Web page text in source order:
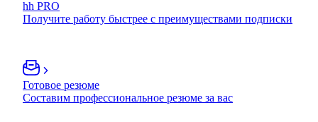
hh PRO
Получите работу быстрее с преимуществами подписки
Готовое резюме
Составим профессиональное резюме за вас